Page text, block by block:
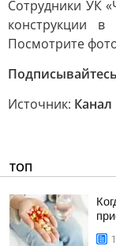
Сотрудники УК
конструкции
Посмотрите
Источник:
ТОП